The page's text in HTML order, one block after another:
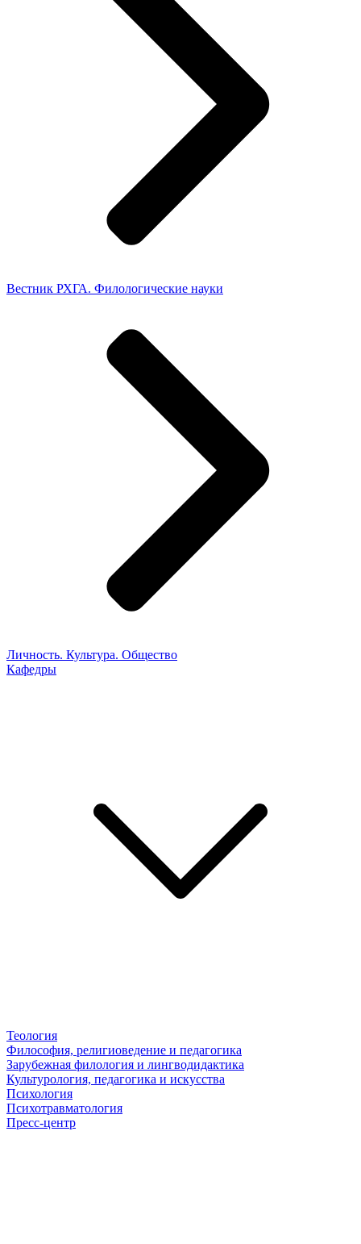
Вестник РХГА. Филологические науки
Личность. Культура. Общество
Кафедры
Теология
Философия, религиоведение и педагогика
Зарубежная филология и лингводидактика
Культурология, педагогика и искусства
Психология
Психотравматология
Пресс-центр